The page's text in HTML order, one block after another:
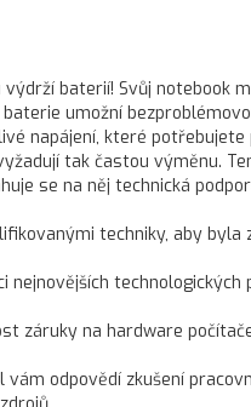
baterií! Svůj notebook
umožní
napájení, které potřebujete
tak častou výměnu.
se na něj technická
techniky, aby byla
technologických
záruky na hardware
odpovědí zkušení